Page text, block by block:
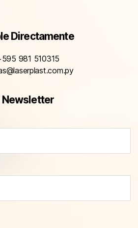
Directamente
981 510315
Newsletter